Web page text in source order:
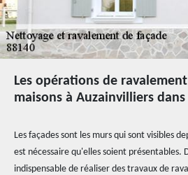
Les opérations de
maisons à Auzainvilliers dans
Les façades sont les murs qui sont visibles
est nécessaire qu'elles soient présentables.
indispensable de réaliser des travaux de